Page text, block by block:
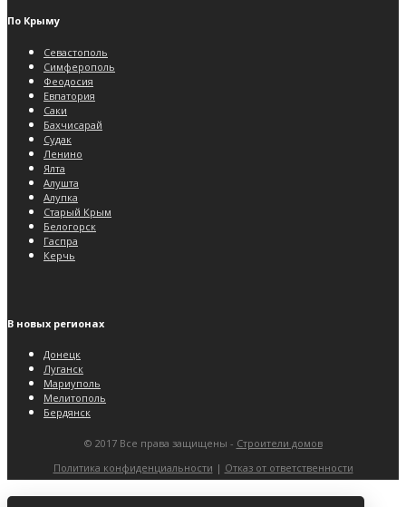
По Крыму
Севастополь
Симферополь
Феодосия
Евпатория
Саки
Бахчисарай
Судак
Ленино
Ялта
Алушта
Алупка
Старый Крым
Белогорск
Гаспра
Керчь
В новых регионах
Донецк
Луганск
Мариуполь
Мелитополь
Бердянск
© 2017 Все права защищены - Строители домов
Политика конфиденциальности | Отказ от ответственности